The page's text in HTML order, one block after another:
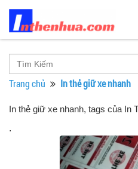
Trang chủ In thẻ giữ xe nhanh
In thẻ giữ xe nhanh, tags của In
.